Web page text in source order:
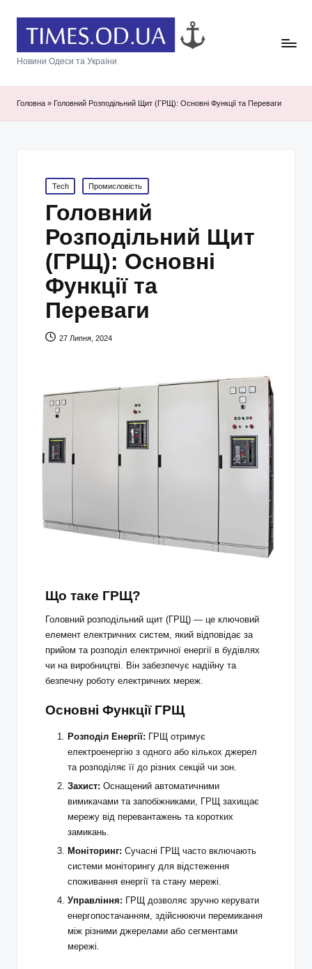
Новини Одеси та України
Головна » Головний Розподільний Щит (ГРЩ): Основні Функції та Переваги
Posted
in
Tech Промисловість
Головний
Розподільний Щит
(ГРЩ): Основні
Функції та
Переваги
27 Липня, 2024
Що таке ГРЩ?
Головний розподільний щит (ГРЩ) — це ключовий
елемент електричних систем, який відповідає за
прийом та розподіл електричної енергії в будівлях
чи на виробництві. Він забезпечує надійну та
безпечну роботу електричних мереж.
Основні Функції ГРЩ
Розподіл Енергії: ГРЩ отримує
електроенергію з одного або кількох джерел
та розподіляє її до різних секцій чи зон.
Захист: Оснащений автоматичними
вимикачами та запобіжниками, ГРЩ захищає
мережу від перевантажень та коротких
замикань.
Моніторинг: Сучасні ГРЩ часто включають
системи моніторингу для відстеження
споживання енергії та стану мережі.
Управління: ГРЩ дозволяє зручно керувати
енергопостачанням, здійснюючи перемикання
між різними джерелами або сегментами
мережі.